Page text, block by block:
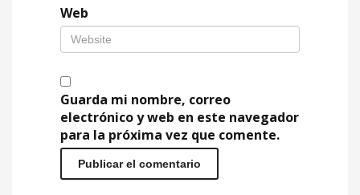
Web
Guarda mi nombre, correo
electrónico y web en este navegador
para la próxima vez que comente.